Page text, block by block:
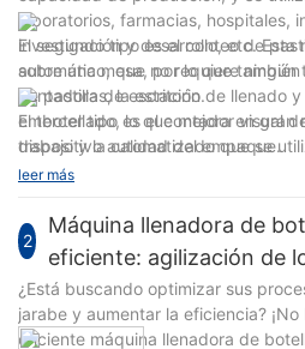
laboratorios, farmacias, hospitales,
investigación y desarrollo, etc. Esta
sobre una mesa, por lo que
contadora de escritorio.
El segundo tipo es el conteo de
automático, que no requiere ningún
de pastillas, la estación de llenado
embotellado, lo que mejora en gran
trabajo y la calidad del empaque.
El tercer tipo es el contador visual
dispositivo automatizado que se
recuento rápido y preciso de
tecnología de visión multicanal,
través de cámaras CCD de escaneo
utiliza chips de procesamiento de
completar el procesamiento de
de identificar de manera rápida y
leer más
2
Máquina llenadora de
eficiente: agilización de
producción
¿Está buscando optimizar sus
jarabe y aumentar la eficiencia?
eficiente máquina llenadora de